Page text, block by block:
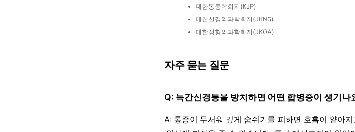
대한통증학회지(KJP)
대한신경외과학회지(JKNS)
대한정형외과학회지(JKOA)
자주 묻는 질문
Q: 늑간신경통을 방치하면 어떤 합병증이 생기나
A: 통증이 무서워 깊게 숨쉬기를 피하면 호흡이 얕아